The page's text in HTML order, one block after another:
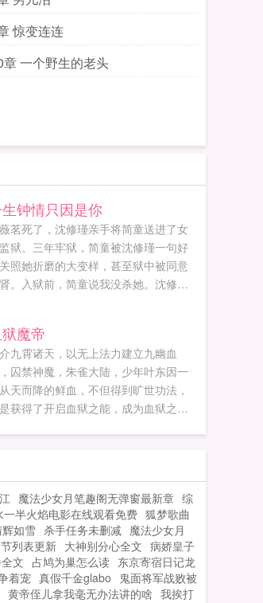
惊变连连
一个野生的老头
钟情只因是你
茗死了，沈修瑾亲手将简童送进了女
狱。三年牢狱，简童被沈修瑾一句好
照她折磨的大变样，甚至狱中被同意
。入狱前，简童说我没杀她。沈修瑾
魔帝
九霄诸天，以无上法力建立九幽血
囚禁神魔，朱雀大陆，少年叶东因一
天而降的鲜血，不但得到旷世功法，
获得了开启血狱之能，成为血狱之
魔法少女月笔趣阁无弹窗最新章 综
一半火焰电影在线观看免费 狐梦歌曲
如雪 杀手任务未删减 魔法少女月
列表更新 大神别分心全文 病娇皇子
文 占鸠为巢怎么读 东京寄宿日记龙
着宠 真假千金glabo
鬼面将军战败被
黄帝侄儿拿我毫无办法讲的啥 我挨打